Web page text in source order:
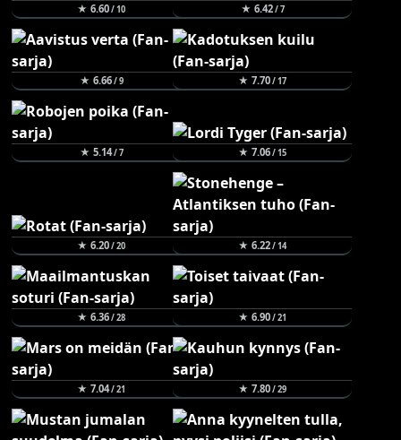
★ 6.60/ 10 ★ 6.42/ 7
★ 6.66/ 9 ★ 7.70/ 17
★ 5.14/ 7 ★ 7.06/ 15
★ 6.20/ 20 ★ 6.22/ 14
★ 6.36/ 28 ★ 6.90/ 21
★ 7.04/ 21 ★ 7.80/ 29